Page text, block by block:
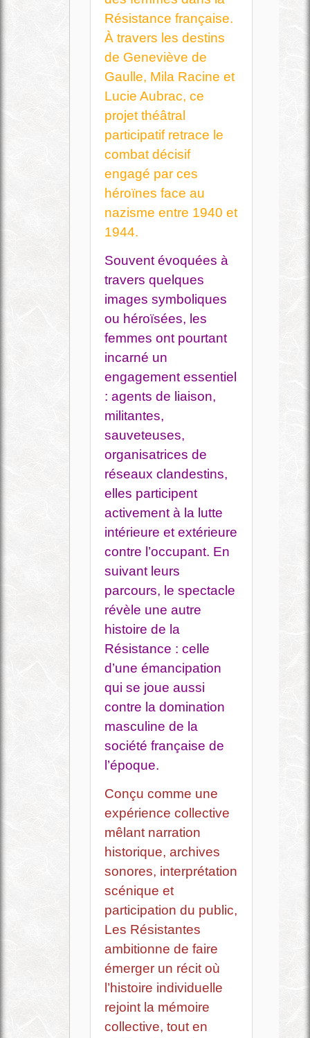
Résistance française.
À travers les destins
de Geneviève de
Gaulle, Mila Racine et
Lucie Aubrac, ce
projet théâtral
participatif retrace le
combat décisif
engagé par ces
héroïnes face au
nazisme entre 1940 et
1944.
Souvent évoquées à
travers quelques
images symboliques
ou héroïsées, les
femmes ont pourtant
incarné un
engagement essentiel
: agents de liaison,
militantes,
sauveteuses,
organisatrices de
réseaux clandestins,
elles participent
activement à la lutte
intérieure et extérieure
contre l’occupant. En
suivant leurs
parcours, le spectacle
révèle une autre
histoire de la
Résistance : celle
d’une émancipation
qui se joue aussi
contre la domination
masculine de la
société française de
l’époque.
Conçu comme une
expérience collective
mêlant narration
historique, archives
sonores, interprétation
scénique et
participation du public,
Les Résistantes
ambitionne de faire
émerger un récit où
l’histoire individuelle
rejoint la mémoire
collective, tout en